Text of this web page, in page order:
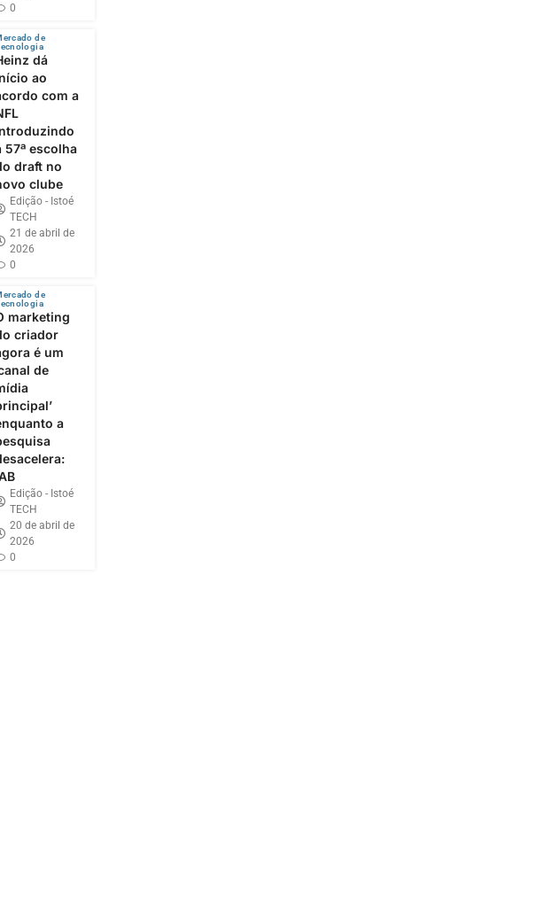
0
de
dá
ao
com a
57ª escolha
draft no
clube
Edição - Istoé
TECH
21 de abril de
2026
0
de
marketing
criador
é um
de
a
Edição - Istoé
TECH
20 de abril de
2026
0